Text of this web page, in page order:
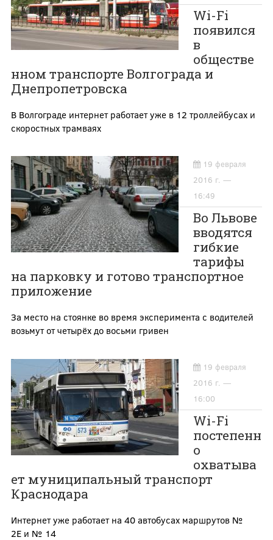
Wi-Fi
появился
в
обществе
нном транспорте Волгограда и
Днепропетровска
В Волгограде интернет работает уже в 12 троллейбусах и
скоростных трамваях
19 февраля
2016 г. —
16:49
Во Львове
вводятся
гибкие
тарифы
на парковку и готово транспортное
приложение
За место на стоянке во время эксперимента с водителей
возьмут от четырёх до восьми гривен
19 февраля
2016 г. —
16:00
Wi-Fi
постепенн
о
охватыва
ет муниципальный транспорт
Краснодара
Интернет уже работает на 40 автобусах маршрутов №
2Е и № 14